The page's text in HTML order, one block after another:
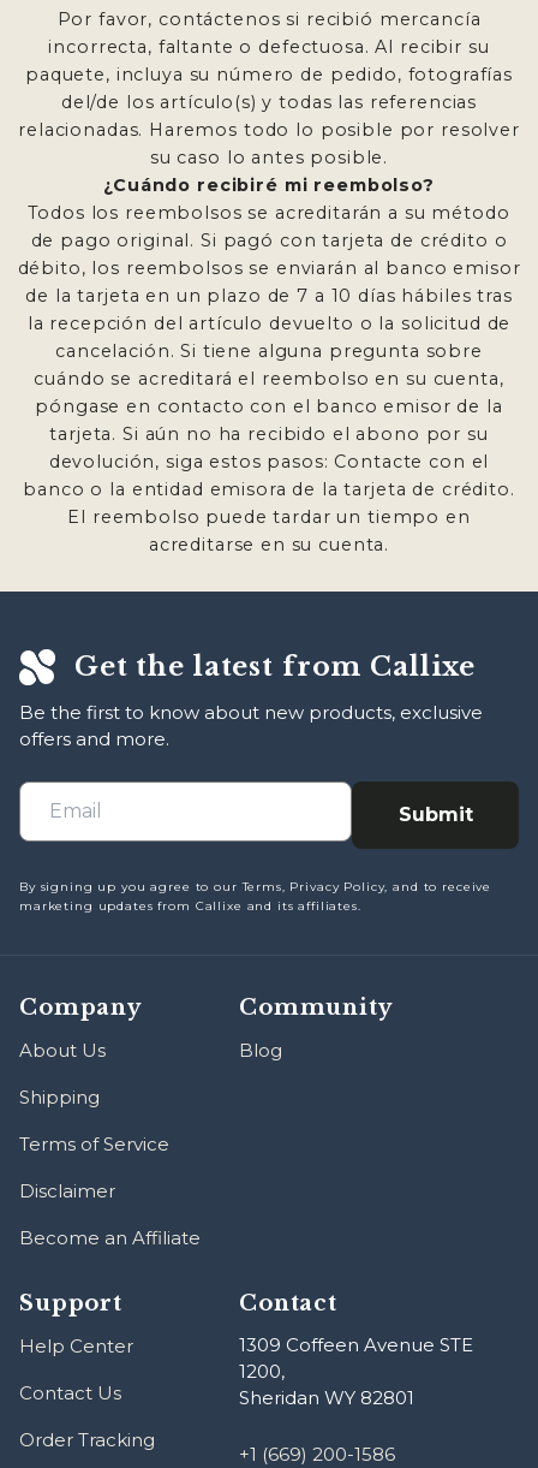
Por favor, contáctenos si recibió mercancía
incorrecta, faltante o defectuosa. Al recibir su
paquete, incluya su número de pedido, fotografías
del/de los artículo(s) y todas las referencias
relacionadas. Haremos todo lo posible por resolver
su caso lo antes posible.
¿Cuándo recibiré mi reembolso?
Todos los reembolsos se acreditarán a su método
de pago original. Si pagó con tarjeta de crédito o
débito, los reembolsos se enviarán al banco emisor
de la tarjeta en un plazo de 7 a 10 días hábiles tras
la recepción del artículo devuelto o la solicitud de
cancelación. Si tiene alguna pregunta sobre
cuándo se acreditará el reembolso en su cuenta,
póngase en contacto con el banco emisor de la
tarjeta. Si aún no ha recibido el abono por su
devolución, siga estos pasos: Contacte con el
banco o la entidad emisora ​​de la tarjeta de crédito.
El reembolso puede tardar un tiempo en
acreditarse en su cuenta.
Get the latest from Callixe
Be the first to know about new products, exclusive
offers and more.
Submit
By signing up you agree to our Terms, Privacy Policy, and to receive
marketing updates from Callixe and its affiliates.
Company
About Us
Shipping
Terms of Service
Disclaimer
Become an Affiliate
Community
Blog
Support
Help Center
Contact Us
Order Tracking
Contact
1309 Coffeen Avenue STE
1200,
Sheridan WY 82801
+1 (669) 200-1586